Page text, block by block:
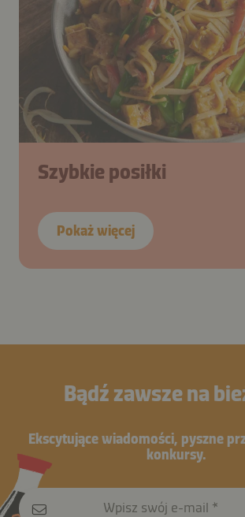
Szybkie posiłki
Pokaż więcej
Bądź zawsze na
Ekscytujące wiadomości, pyszne
konkursy.
Wpisz swój e-mail